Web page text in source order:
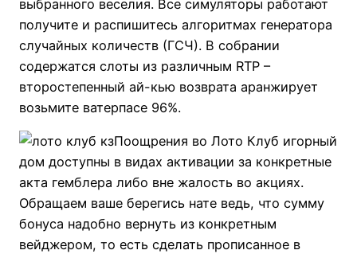
выбранного веселия. Все симуляторы работают
получите и распишитесь алгоритмах генератора
случайных количеств (ГСЧ). В собрании
содержатся слоты из различным RTP –
второстепенный ай-кью возврата аранжирует
возьмите ватерпасе 96%.
Поощрения во Лото Клуб игорный
дом доступны в видах активации за конкретные
акта гемблера либо вне жалость во акциях.
Обращаем ваше берегись нате ведь, что сумму
бонуса надобно вернуть из конкретным
вейджером, то есть сделать прописанное в